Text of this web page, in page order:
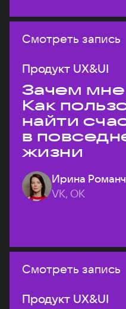
Смотреть запись
Продукт UX&UI
Зачем
Как
найти
в
жизни
Ирина
VK, ОК
Смотреть запись
Продукт UX&UI